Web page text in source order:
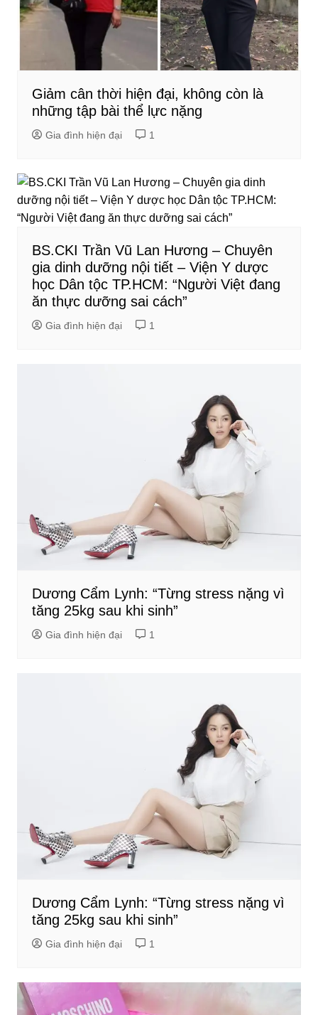
Giảm cân thời hiện đại, không còn là
những tập bài thể lực nặng
Gia đình hiện đại 1
BS.CKI Trần Vũ Lan Hương – Chuyên
gia dinh dưỡng nội tiết – Viện Y dược
học Dân tộc TP.HCM: “Người Việt đang
ăn thực dưỡng sai cách”
Gia đình hiện đại 1
Dương Cẩm Lynh: “Từng stress nặng vì
tăng 25kg sau khi sinh”
Gia đình hiện đại 1
Dương Cẩm Lynh: “Từng stress nặng vì
tăng 25kg sau khi sinh”
Gia đình hiện đại 1